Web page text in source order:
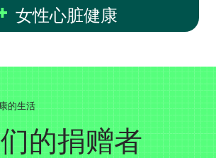
女性心脏健康
的生活
的捐赠者